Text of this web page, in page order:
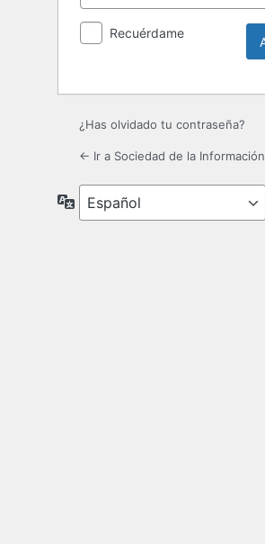
Recuérdame
¿Has olvidado tu contraseña?
← Ir a Sociedad de la Información
Idioma